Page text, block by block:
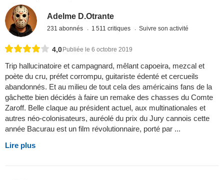
Adelme D.Otrante
231 abonnés 1 511 critiques Suivre son activité
4,0Publiée le 6 octobre 2019
Trip hallucinatoire et campagnard, mêlant capoeira, mezcal et
poète du cru, préfet corrompu, guitariste édenté et cercueils
abandonnés. Et au milieu de tout cela des américains fans de la
gâchette bien décidés à faire un remake des chasses du Comte
Zaroff. Belle claque au président actuel, aux multinationales et
autres néo-colonisateurs, auréolé du prix du Jury cannois cette
année Bacurau est un film révolutionnaire, porté par ...
Lire plus